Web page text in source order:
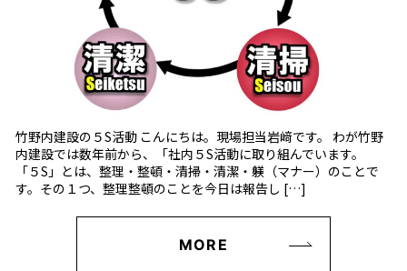
竹野内建設の５S活動 こんにちは。現場担当岩﨑です。 わが竹野
内建設では数年前から、「社内５S活動に取り組んでいます。
「５S」とは、整理・整頓・清掃・清潔・躾（マナー）のことで
す。その１つ、整理整頓のことを今日は報告し […]
MORE